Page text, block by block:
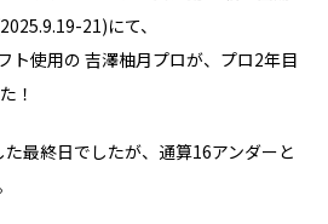
21)にて、
ト使用の 吉澤柚月プロが、プロ2年目
！
最終日でしたが、通算16アンダーと